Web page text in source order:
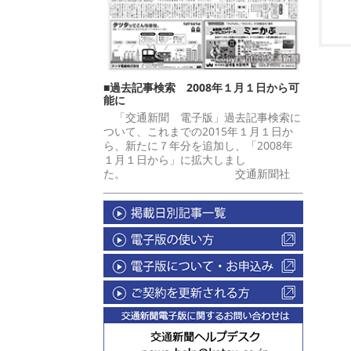
■過去記事検索 2008年１月１日から可
能に
「交通新聞 電子版」過去記事検索に
ついて、これまでの2015年１月１日か
ら、新たに７年分を追加し、「2008年
１月１日から」に拡大しまし
た。 交通新聞社